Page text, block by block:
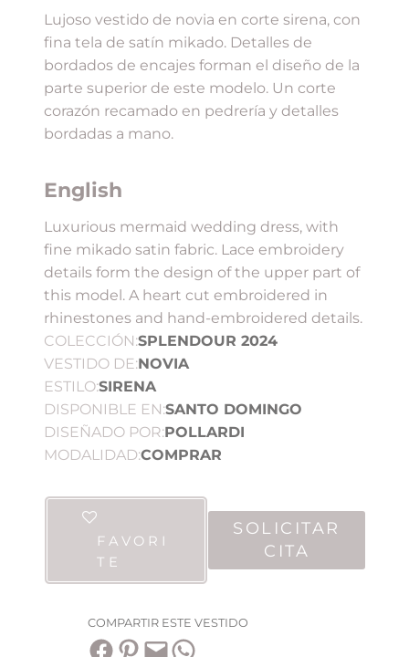
Lujoso vestido de novia en corte sirena, con
fina tela de satín mikado. Detalles de
bordados de encajes forman el diseño de la
parte superior de este modelo. Un corte
corazón recamado en pedrería y detalles
bordadas a mano.
English
Luxurious mermaid wedding dress, with
fine mikado satin fabric. Lace embroidery
details form the design of the upper part of
this model. A heart cut embroidered in
rhinestones and hand-embroidered details.
COLECCIÓN:SPLENDOUR 2024
VESTIDO DE:NOVIA
ESTILO:SIRENA
DISPONIBLE EN:SANTO DOMINGO
DISEÑADO POR:POLLARDI
MODALIDAD:COMPRAR
FAVORI
TE
SOLICITAR
CITA
COMPARTIR ESTE VESTIDO
Compartir en Facebook Compartir en Pinterest Envía esta página por correo electrónico Compartir en WhatsApp